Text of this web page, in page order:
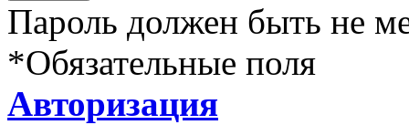
Пароль должен быть не
*Обязательные поля
Авторизация